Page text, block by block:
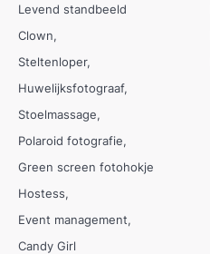
Levend standbeeld
Clown
Steltenloper
Huwelijksfotograaf
Stoelmassage
Polaroid fotografie
Green screen fotohokje
Hostess
Event management
Candy Girl